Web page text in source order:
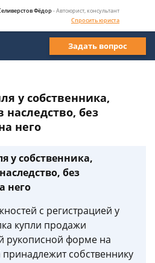
Фёдор- Автоюрист, консультант
Спросить юриста
Задать вопрос
у собственника,
наследство, без
него
у собственника,
без
него
с регистрацией у
купли продажи
рукописной форме на
собственнику